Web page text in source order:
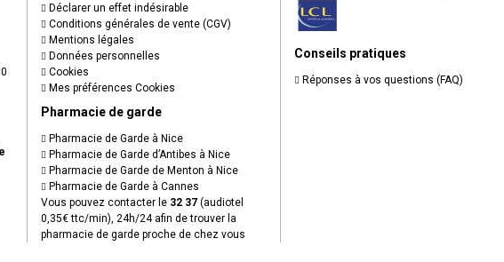
Déclarer un effet indésirable
Conditions générales de vente (CGV)
Mentions légales
Données personnelles
Cookies
Mes préférences Cookies
Pharmacie de garde
Pharmacie de Garde à Nice
Pharmacie de Garde d’Antibes à Nice
Pharmacie de Garde de Menton à Nice
Pharmacie de Garde à Cannes
Vous pouvez contacter le 32 37 (audiotel
0,35€ ttc/min), 24h/24 afin de trouver la
pharmacie de garde proche de chez vous
Conseils pratiques
Réponses à vos questions (FAQ)